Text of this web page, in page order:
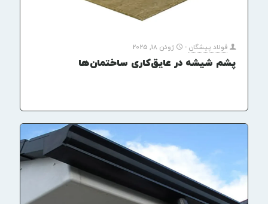
فولاد پیشگان - ژوئن 18, 2025
پشم شیشه در عایق‌کاری ساختمان‌ها